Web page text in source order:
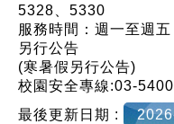
5328、5330
服務時間：週一至週
另行公告
(寒暑假另行公告)
校園安全專線:03-
最後更新日期 :